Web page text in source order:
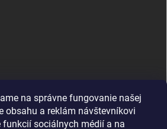
na správne fungovanie našej
obsahu a reklám návštevníkovi
funkcií sociálnych médií a na
a sledujte nás na FB